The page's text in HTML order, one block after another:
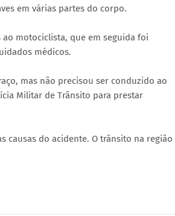
em várias partes do corpo.
motociclista, que em seguida foi
médicos.
mas não precisou ser conduzido ao
Militar de Trânsito para prestar
causas do acidente. O trânsito na região